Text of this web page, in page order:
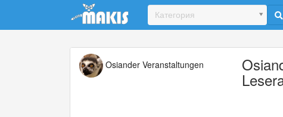
Update cookies preferences
Категория
Osiander Veranstaltungen